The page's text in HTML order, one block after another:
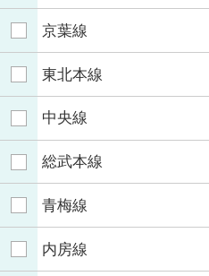
京葉線
東北本線
中央線
総武本線
青梅線
内房線